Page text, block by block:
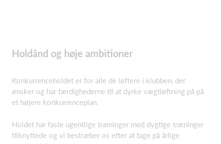
Holdånd og høje ambitioner
Konkurrenceholdet er for alle de løftere i klubben, der
ønsker og har færdighederne til at dyrke vægtløftning på på
et højere konkurrenceplan.
Holdet har faste ugentlige træninger med dygtige træninger
tilknyttede og vi bestræber os efter at tage på årlige